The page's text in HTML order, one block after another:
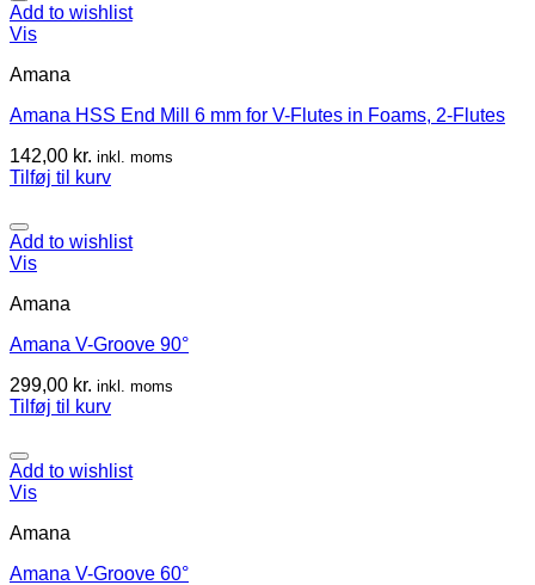
Add to wishlist
Vis
Amana
Amana HSS End Mill 6 mm for V-Flutes in Foams, 2-Flutes
142,00 kr. inkl. moms
Tilføj til kurv
Add to wishlist
Vis
Amana
Amana V-Groove 90°
299,00 kr. inkl. moms
Tilføj til kurv
Add to wishlist
Vis
Amana
Amana V-Groove 60°